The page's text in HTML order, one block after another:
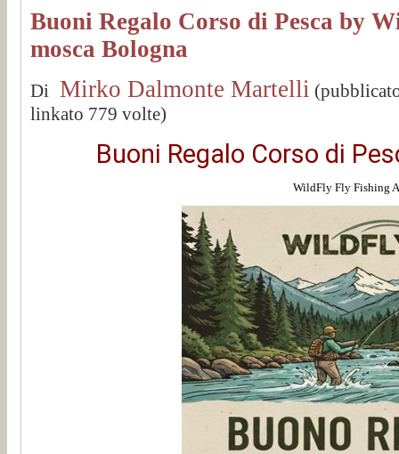
Buoni Regalo Corso di Pesca by
mosca Bologna
Di Mirko Dalmonte Martelli
linkato 779 volte)
Buoni Regalo Corso di
WildFly Fly Fishing